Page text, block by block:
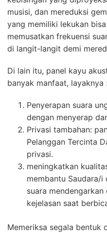
musisi, dan mereduksi
yang memiliki lekukan
memusatkan frekuensi
di langit-langit demi
Di lain itu, panel kayu
banyak manfaat, layaknya :
Penyerapan suara
dengan menyerap
Privasi tambahan:
Pelanggan Tercinta
privasi.
meningkatkan
membantu Saudara/i
suara
kejelasan saat
Memeriksa segala bentuk